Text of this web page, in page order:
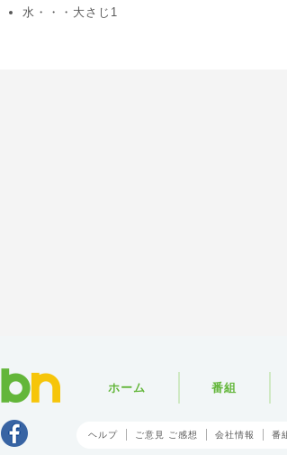
水・・・大さじ1
Tweet
ホーム 番組
ヘルプ ご意見 ご感想 会社情報 番